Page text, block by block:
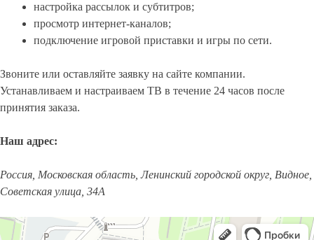
настройка рассылок и субтитров;
просмотр интернет-каналов;
подключение игровой приставки и игры по сети.
Звоните или оставляйте заявку на сайте компании.
Устанавливаем и настраиваем ТВ в течение 24 часов после
принятия заказа.
Наш адрес:
Россия, Московская область, Ленинский городской округ, Видное,
Советская улица, 34А